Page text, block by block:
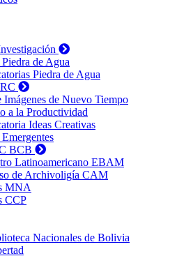
de Agua
Piedra de Agua
Imágenes de Nuevo Tiempo
a la Productividad
Ideas Creativas
BCB
Latinoamericano EBAM
de Archivoligía CAM
MNA
CCP
Nacionales de Bolivia